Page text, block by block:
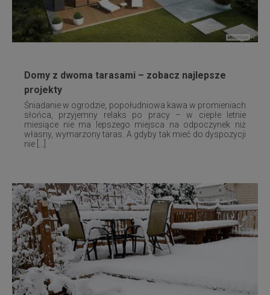
Domy z dwoma tarasami – zobacz najlepsze
projekty
Śniadanie w ogrodzie, popołudniowa kawa w promieniach
słońca, przyjemny relaks po pracy – w ciepłe letnie
miesiące nie ma lepszego miejsca na odpoczynek niż
własny, wymarzony taras. A gdyby tak mieć do dyspozycji
nie [...]